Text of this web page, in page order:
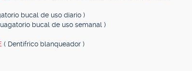
bucal de uso diario )
bucal de uso semanal )
( Dentífrico blanqueador )